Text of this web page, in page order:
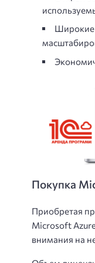
Широкие
Покупка
Приобретая
Microsoft
внимания на